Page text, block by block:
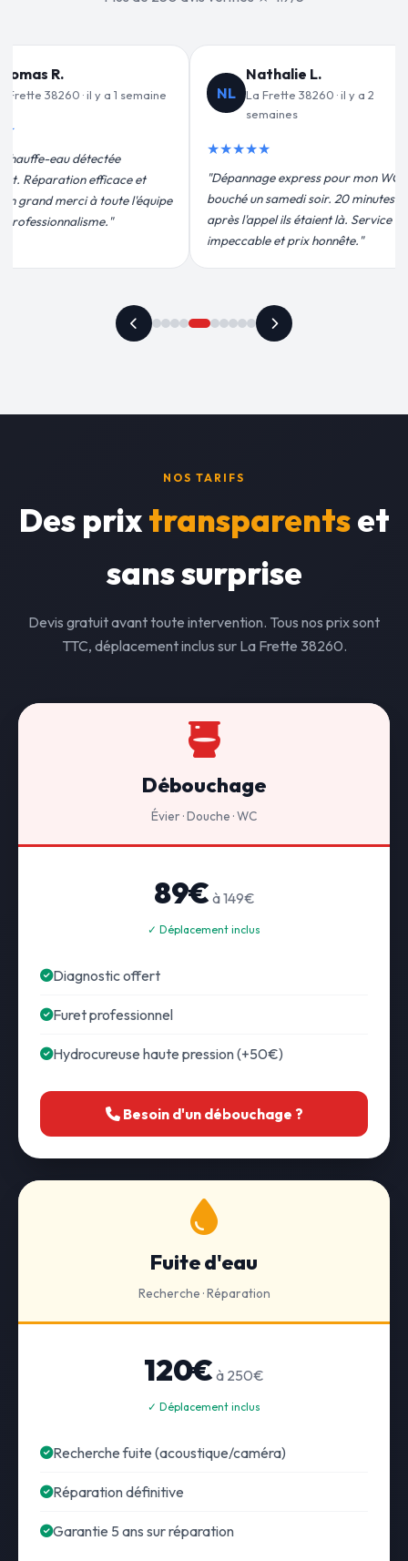
L.
38260 · il y a 2
pour mon WC
soir. 20 minutes
étaient là. Service
JF
Jean-François C.
La Frette 38260 · il y a 3
semaines
★★★★★
"Remplacement de mon chauffe-eau en
moins de 2h. Équipe très pro, devis
conforme, chantier propre. Je
recommande vivement."
NOS TARIFS
Des prixtransparentset
sans surprise
Devis gratuit avant toute intervention. Tous nos prix sont
TTC, déplacement inclus sur La Frette 38260.
Débouchage
Évier · Douche · WC
89€ à 149€
✓ Déplacement inclus
Diagnostic offert
Furet professionnel
Hydrocureuse haute pression (+50€)
Besoin d'un débouchage ?
Fuite d'eau
Recherche · Réparation
120€ à 250€
✓ Déplacement inclus
Recherche fuite (acoustique/caméra)
Réparation définitive
Garantie 5 ans sur réparation